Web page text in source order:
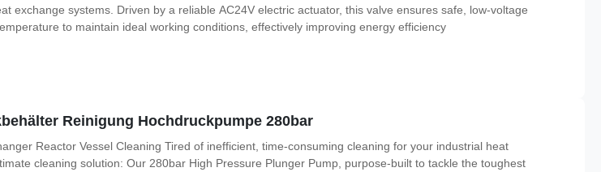
exchange systems. Driven by a reliable AC24V electric actuator, this valve ensures safe, low-voltage
to maintain ideal working conditions, effectively improving energy efficiency
Reinigung Hochdruckpumpe 280bar
Reactor Vessel Cleaning Tired of inefficient, time-consuming cleaning for your industrial heat
cleaning solution: Our 280bar High Pressure Plunger Pump, purpose-built to tackle the toughest